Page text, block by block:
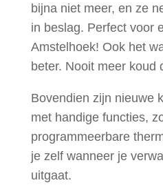
bijna niet meer, en ze
in beslag. Perfect voor
Amstelhoek! Ook het
beter. Nooit meer koud
Bovendien zijn nieuwe
met handige functies,
programmeerbare
je zelf wanneer je
uitgaat.